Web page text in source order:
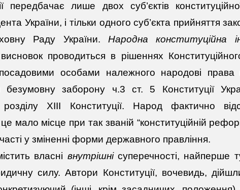
передбачає лише двох суб’єктів
України, і тільки одного суб’єкта прийняття
Раду України. Народна конституційна
проводиться в рішеннях
особами належного народові права
безумовну заборону ч.3 ст. 5 Конституції
ХІІІ Конституції. Народ фактично
мало місце при так званій “конституційній
у зміненні форми державного правління.
власні внутрішнісуперечності, найперше
силу. Автори Конституції, вочевидь,